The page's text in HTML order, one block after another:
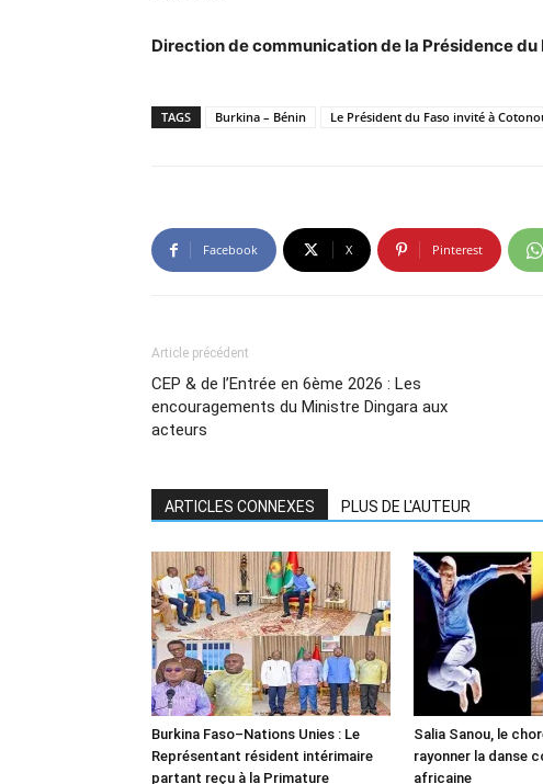
Direction de communication de la Présidence du
TAGS Burkina – Bénin Le Président du Faso invité à
Facebook X Pinterest
Article précédent
CEP & de l’Entrée en 6ème 2026 : Les
encouragements du Ministre Dingara aux
acteurs
ARTICLES CONNEXES PLUS DE L'AUTEUR
Burkina Faso–Nations Unies : Le
Représentant résident intérimaire
partant reçu à la Primature
Salia Sanou, le
rayonner la danse
africaine